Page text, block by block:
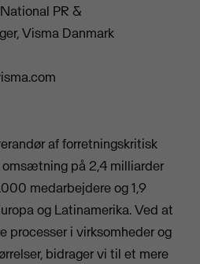
PR &
Visma Danmark
af forretningskritisk
på 2,4 milliarder
medarbejdere og 1,9
og Latinamerika. Ved at
processer i virksomheder og
bidrager vi til et mere